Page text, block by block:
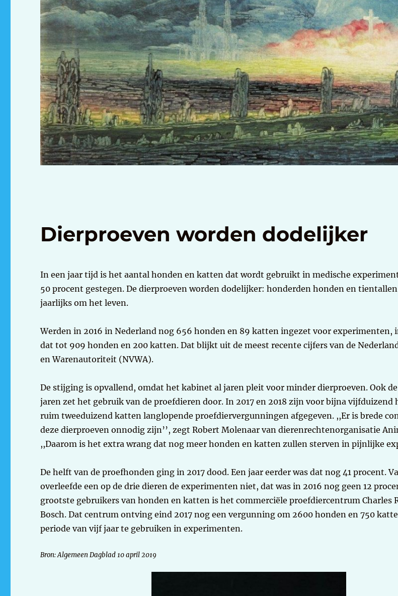
Dierproeven worden dodelijker
In een jaar tijd is het aantal honden en katten dat wordt gebruikt in medische
50 procent gestegen. De dierproeven worden dodelijker: honderden honden en
jaarlijks om het leven.
Werden in 2016 in Nederland nog 656 honden en 89 katten ingezet voor experimenten,
dat tot 909 honden en 200 katten. Dat blijkt uit de meest recente cijfers van de
en Warenautoriteit (NVWA).
De stijging is opvallend, omdat het kabinet al jaren pleit voor minder dierproeven. Ook
jaren zet het gebruik van de proefdieren door. In 2017 en 2018 zijn voor bijna vijfduizend
ruim tweeduizend katten langlopende proefdiervergunningen afgegeven. ,,Er is brede
deze dierproeven onnodig zijn’’, zegt Robert Molenaar van dierenrechtenorganisatie
,,Daarom is het extra wrang dat nog meer honden en katten zullen sterven in pijnlijke
De helft van de proefhonden ging in 2017 dood. Een jaar eerder was dat nog 41 procent.
overleefde een op de drie dieren de experimenten niet, dat was in 2016 nog geen 12
grootste gebruikers van honden en katten is het commerciële proefdiercentrum Charles
Bosch. Dat centrum ontving eind 2017 nog een vergunning om 2600 honden en 750
periode van vijf jaar te gebruiken in experimenten.
Bron: Algemeen Dagblad 10 april 2019